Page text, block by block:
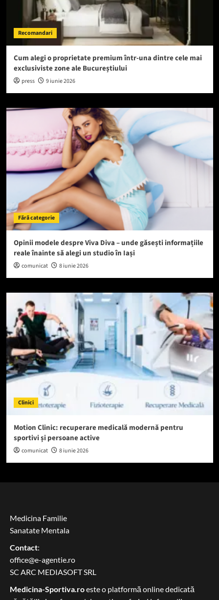
Recomandari
Cum alegi o proprietate premium într-una dintre cele mai
exclusiviste zone ale Bucureștiului
press 9 iunie 2026
Fără categorie
Opinii modele despre Viva Diva – unde găsești informațiile
reale înainte să alegi un studio în Iași
comunicat 8 iunie 2026
Clinici
Motion Clinic: recuperare medicală modernă pentru
sportivi și persoane active
comunicat 8 iunie 2026
Medicina Familie
Sanatate Mentala
Contact:
office@e-agentie.ro
SC ARC MEDIASOFT SRL
Medicina-Sportiva.roeste o platformă online dedicată